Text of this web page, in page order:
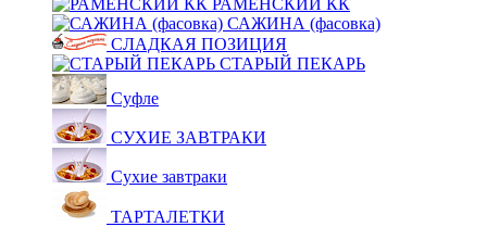
РАМЕНСКИЙ КК
САЖИНА (фасовка)
СЛАДКАЯ ПОЗИЦИЯ
СТАРЫЙ ПЕКАРЬ
Суфле
СУХИЕ ЗАВТРАКИ
Сухие завтраки
ТАРТАЛЕТКИ